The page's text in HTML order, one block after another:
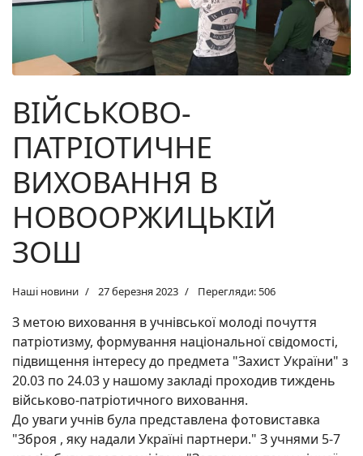
ВІЙСЬКОВО-
ПАТРІОТИЧНЕ
ВИХОВАННЯ В
НОВООРЖИЦЬКІЙ
ЗОШ
Наші новини 27 березня 2023 Перегляди: 506
З метою виховання в учнівської молоді почуття
патріотизму, формування національної свідомості,
підвищення інтересу до предмета "Захист України" з
20.03 по 24.03 у нашому закладі проходив тиждень
військово-патріотичного виховання.
До уваги учнів була представлена фотовиставка
"Зброя , яку надали Україні партнери." З учнями 5-7